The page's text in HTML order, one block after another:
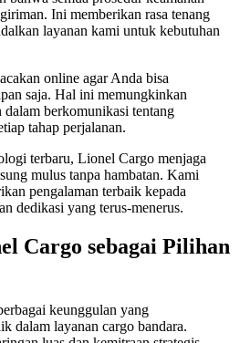
Ini memberikan rasa tenang
layanan kami untuk kebutuhan
online agar Anda bisa
saja. Hal ini memungkinkan
dalam berkomunikasi tentang
tahap perjalanan.
terbaru, Lionel Cargo menjaga
mulus tanpa hambatan. Kami
pengalaman terbaik kepada
dedikasi yang terus-menerus.
Cargo sebagai Pilihan
keunggulan yang
dalam layanan cargo bandara.